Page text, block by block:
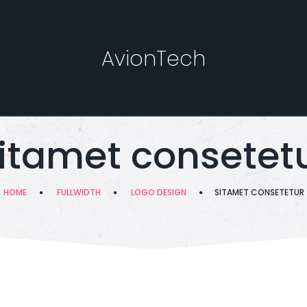
AvionTech
HOME FULLWIDTH LOGO DESIGN SITAMET CONSETETUR